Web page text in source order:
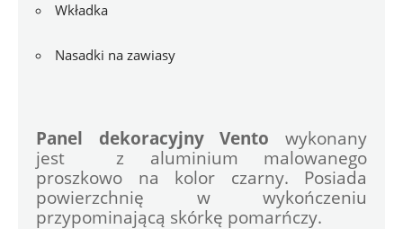
Wkładka
Nasadki na zawiasy
Panel dekoracyjny Vento wykonany
jest  z aluminium malowanego
proszkowo na kolor czarny. Posiada
powierzchnię w wykończeniu
przypominającą skórkę pomarńczy.